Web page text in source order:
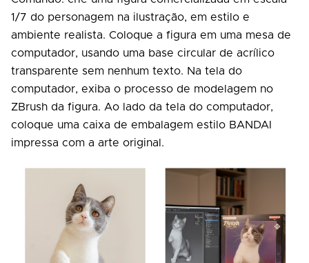
1/7 do personagem na ilustração, em estilo e
ambiente realista. Coloque a figura em uma mesa de
computador, usando uma base circular de acrílico
transparente sem nenhum texto. Na tela do
computador, exiba o processo de modelagem no
ZBrush da figura. Ao lado da tela do computador,
coloque uma caixa de embalagem estilo BANDAI
impressa com a arte original.